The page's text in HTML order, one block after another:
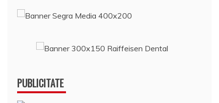
PUBLICITATE